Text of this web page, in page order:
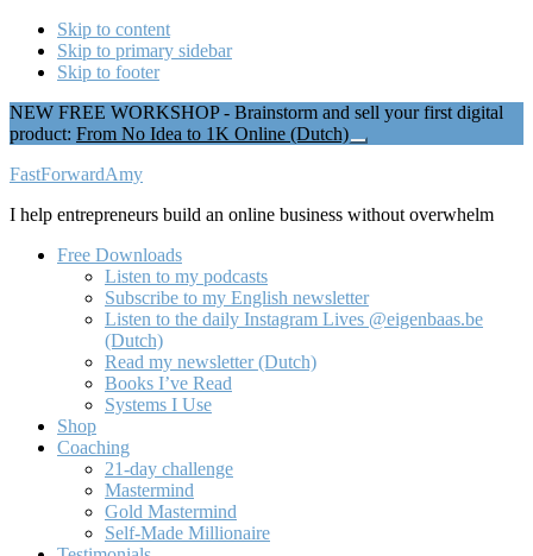
Skip to content
Skip to primary sidebar
Skip to footer
NEW FREE WORKSHOP - Brainstorm and sell your first digital
product: From No Idea to 1K Online (Dutch)
Close
Additional
menu
FastForwardAmy
I help entrepreneurs build an online business without overwhelm
Free Downloads
Listen to my podcasts
Subscribe to my English newsletter
Listen to the daily Instagram Lives @eigenbaas.be
(Dutch)
Read my newsletter (Dutch)
Books I’ve Read
Systems I Use
Shop
Coaching
21-day challenge
Mastermind
Gold Mastermind
Self-Made Millionaire